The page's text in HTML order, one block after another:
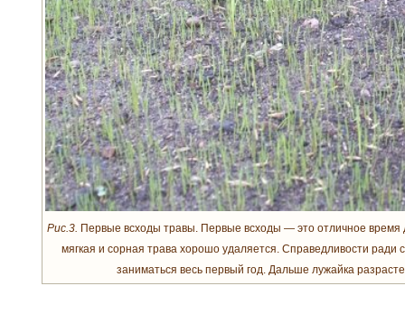
Рис.3. Первые всходы травы. Первые всходы — это отличное время
мягкая и сорная трава хорошо удаляется. Справедливости ради
заниматься весь первый год. Дальше лужайка